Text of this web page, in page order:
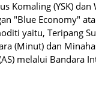
Komaling (YSK)
"Blue Economy"
yaitu, Teripang
(Minut) dan
melalui Bandara